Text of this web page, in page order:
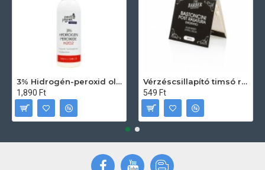
3% Hidrogén-peroxid oldat (sebfertőtlenítő) 100ml
1,890 Ft
Vérzéscsillapító timsó rúd 20db
549 Ft